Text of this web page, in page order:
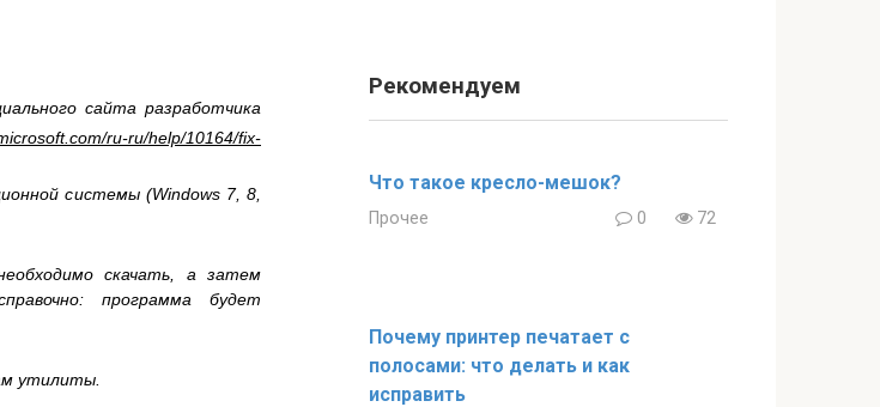
сайта разработчика
ru-ru/help/10164/fix-
системы (Windows 7, 8,
скачать, а затем
программа будет
утилиты.
Рекомендуем
Что такое кресло-мешок?
Прочее 0 72
Почему принтер печатает с
полосами: что делать и как
исправить